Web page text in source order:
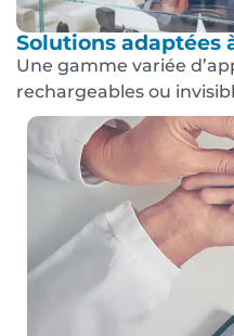
Solutions adaptées
Une gamme variée
rechargeables ou